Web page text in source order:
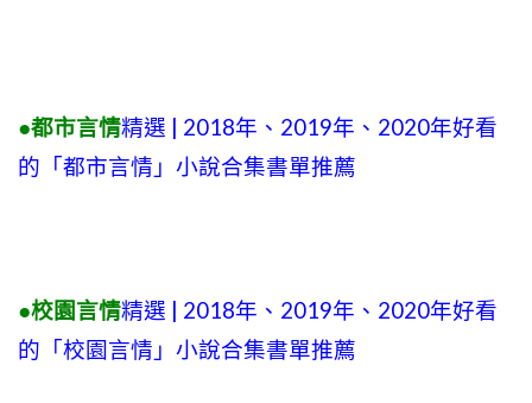
●都市言情精選 | 2018年、2019年、2020年好看
的「都市言情」小說合集書單推薦
●校園言情精選 | 2018年、2019年、2020年好看
的「校園言情」小說合集書單推薦